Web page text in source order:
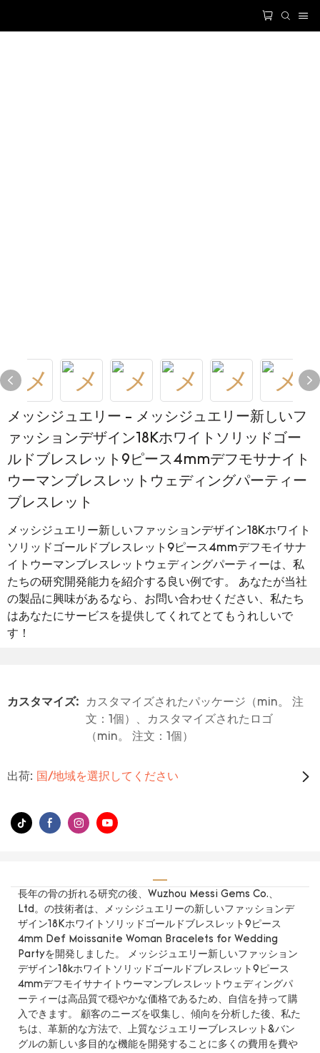
メッシジュエリー - メッシジュエリー新しいフ
ァッションデザイン18Kホワイトソリッドゴー
ルドブレスレット9ピース4mmデフモサナイト
ウーマンブレスレットウェディングパーティー
ブレスレット
メッシジュエリー新しいファッションデザイン18Kホワイト
ソリッドゴールドブレスレット9ピース4mmデフモイサナ
イトウーマンブレスレットウェディングパーティーは、私
たちの研究開発能力を紹介する良い例です。 あなたが当社
の製品に興味があるなら、お問い合わせください、私たち
はあなたにサービスを提供してくれてとてもうれしいで
す！
カスタマイズ:
カスタマイズされたパッケージ（min。 注
文：1個）、カスタマイズされたロゴ
（min。 注文：1個）
出荷: 国/地域を選択してください
長年の骨の折れる研究の後、Wuzhou Messi Gems Co.、
Ltd。の技術者は、メッシジュエリーの新しいファッションデ
ザイン18Kホワイトソリッドゴールドブレスレット9ピース
4mm Def Moissanite Woman Bracelets for Wedding
Partyを開発しました。 メッシジュエリー新しいファッション
デザイン18kホワイトソリッドゴールドブレスレット9ピース
4mmデフモイサナイトウーマンブレスレットウェディングパ
ーティーは高品質で穏やかな価格であるため、自信を持って購
入できます。 顧客のニーズを収集し、傾向を分析した後、私た
ちは、革新的な方法で、上質なジュエリーブレスレット&バン
グルの新しい多目的な機能を開発することに多くの費用を費や